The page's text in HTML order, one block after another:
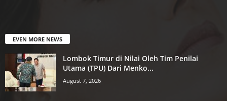
EVEN MORE NEWS
Lombok Timur di Nilai Oleh Tim Penilai
Utama (TPU) Dari Menko...
August 7, 2026